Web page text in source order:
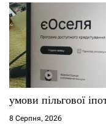
з
а
п
и
с
умови пільгової
8 Серпня, 2026